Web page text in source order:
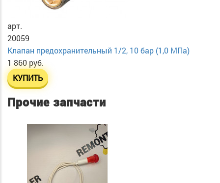
арт.
20059
Клапан предохранительный 1/2, 10 бар (1,0 МПа)
1 860 руб.
КУПИТЬ
Прочие запчасти